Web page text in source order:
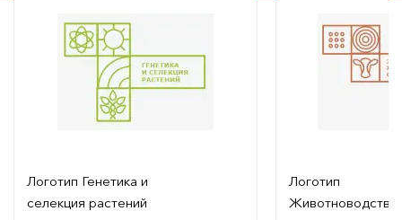
Логотип Генетика и
селекция растений
Логотип
Животноводство